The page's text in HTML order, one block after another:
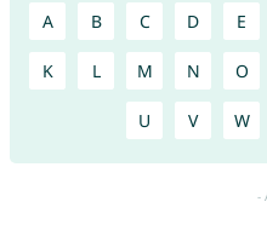
A B C D E
K L M N O
U V W